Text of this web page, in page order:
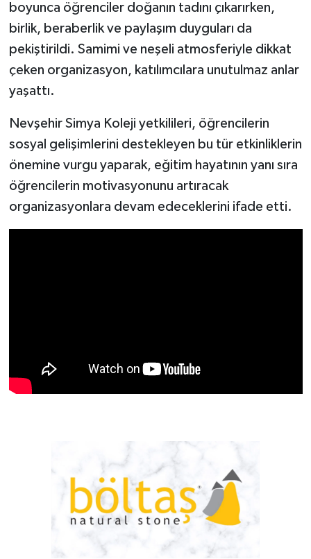
boyunca öğrenciler doğanın tadını çıkarırken,
birlik, beraberlik ve paylaşım duyguları da
pekiştirildi. Samimi ve neşeli atmosferiyle dikkat
çeken organizasyon, katılımcılara unutulmaz anlar
yaşattı.
Nevşehir Simya Koleji yetkilileri, öğrencilerin
sosyal gelişimlerini destekleyen bu tür etkinliklerin
önemine vurgu yaparak, eğitim hayatının yanı sıra
öğrencilerin motivasyonunu artıracak
organizasyonlara devam edeceklerini ifade etti.